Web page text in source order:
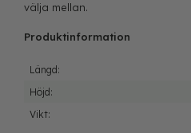
välja mellan.
Produktinformation
Längd:
Höjd:
Vikt: